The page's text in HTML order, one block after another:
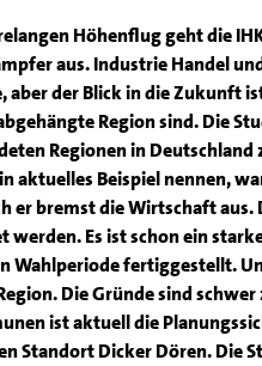
Höhenflug geht die
aus. Industrie Handel
aber der Blick in die Zukunft
Region sind. Die
Regionen in
aktuelles Beispiel nennen,
er bremst die Wirtschaft aus.
werden. Es ist schon ein
Wahlperiode fertiggestellt.
Die Gründe sind
ist aktuell die
Standort Dicker Dören. Die